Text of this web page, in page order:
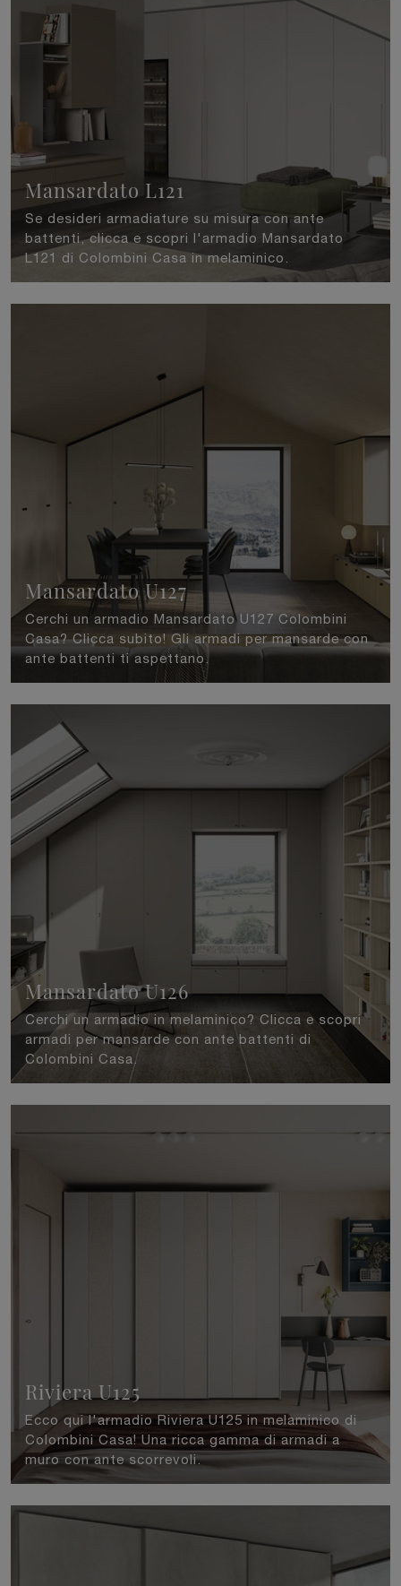
Mansardato L121
Se desideri armadiature su misura con ante
battenti, clicca e scopri l'armadio Mansardato
L121 di Colombini Casa in melaminico.
Mansardato U127
Cerchi un armadio Mansardato U127 Colombini
Casa? Clicca subito! Gli armadi per mansarde con
ante battenti ti aspettano.
Mansardato U126
Cerchi un armadio in melaminico? Clicca e scopri
armadi per mansarde con ante battenti di
Colombini Casa.
Riviera U125
Ecco qui l'armadio Riviera U125 in melaminico di
Colombini Casa! Una ricca gamma di armadi a
muro con ante scorrevoli.